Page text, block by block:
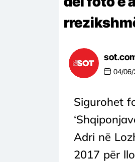
04/06/
Sigurohet
Adri në
2017 për